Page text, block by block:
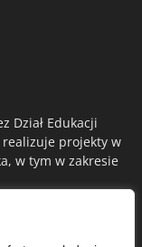
Dział Edukacji
projekty w
w tym w zakresie